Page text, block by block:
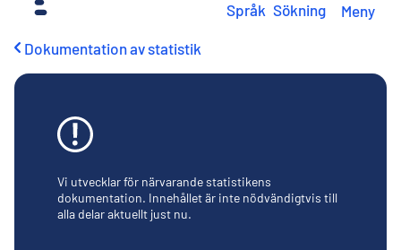
Språk Sökning Meny
Dokumentation av statistik
Vi utvecklar för närvarande statistikens
dokumentation. Innehållet är inte nödvändigtvis till
alla delar aktuellt just nu.